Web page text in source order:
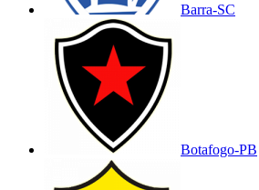
Barra-SC
Botafogo-PB